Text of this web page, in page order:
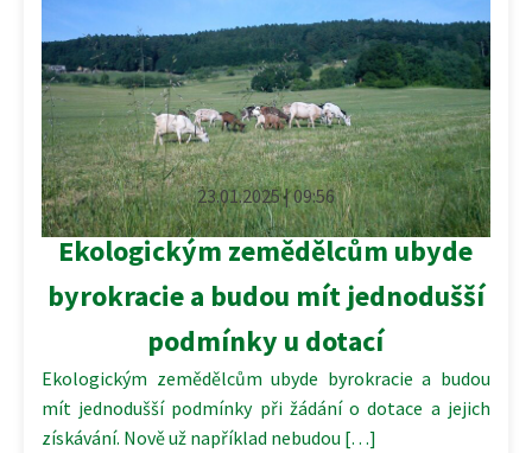
23.01.2025 | 09:56
Ekologickým zemědělcům ubyde
byrokracie a budou mít jednodušší
podmínky u dotací
Ekologickým zemědělcům ubyde byrokracie a budou
mít jednodušší podmínky při žádání o dotace a jejich
získávání. Nově už například nebudou […]